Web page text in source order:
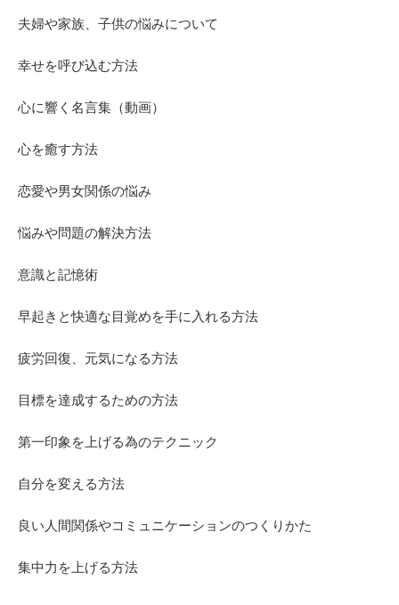
夫婦や家族、子供の悩みについて
幸せを呼び込む方法
心に響く名言集（動画）
心を癒す方法
恋愛や男女関係の悩み
悩みや問題の解決方法
意識と記憶術
早起きと快適な目覚めを手に入れる方法
疲労回復、元気になる方法
目標を達成するための方法
第一印象を上げる為のテクニック
自分を変える方法
良い人間関係やコミュニケーションのつくりかた
集中力を上げる方法